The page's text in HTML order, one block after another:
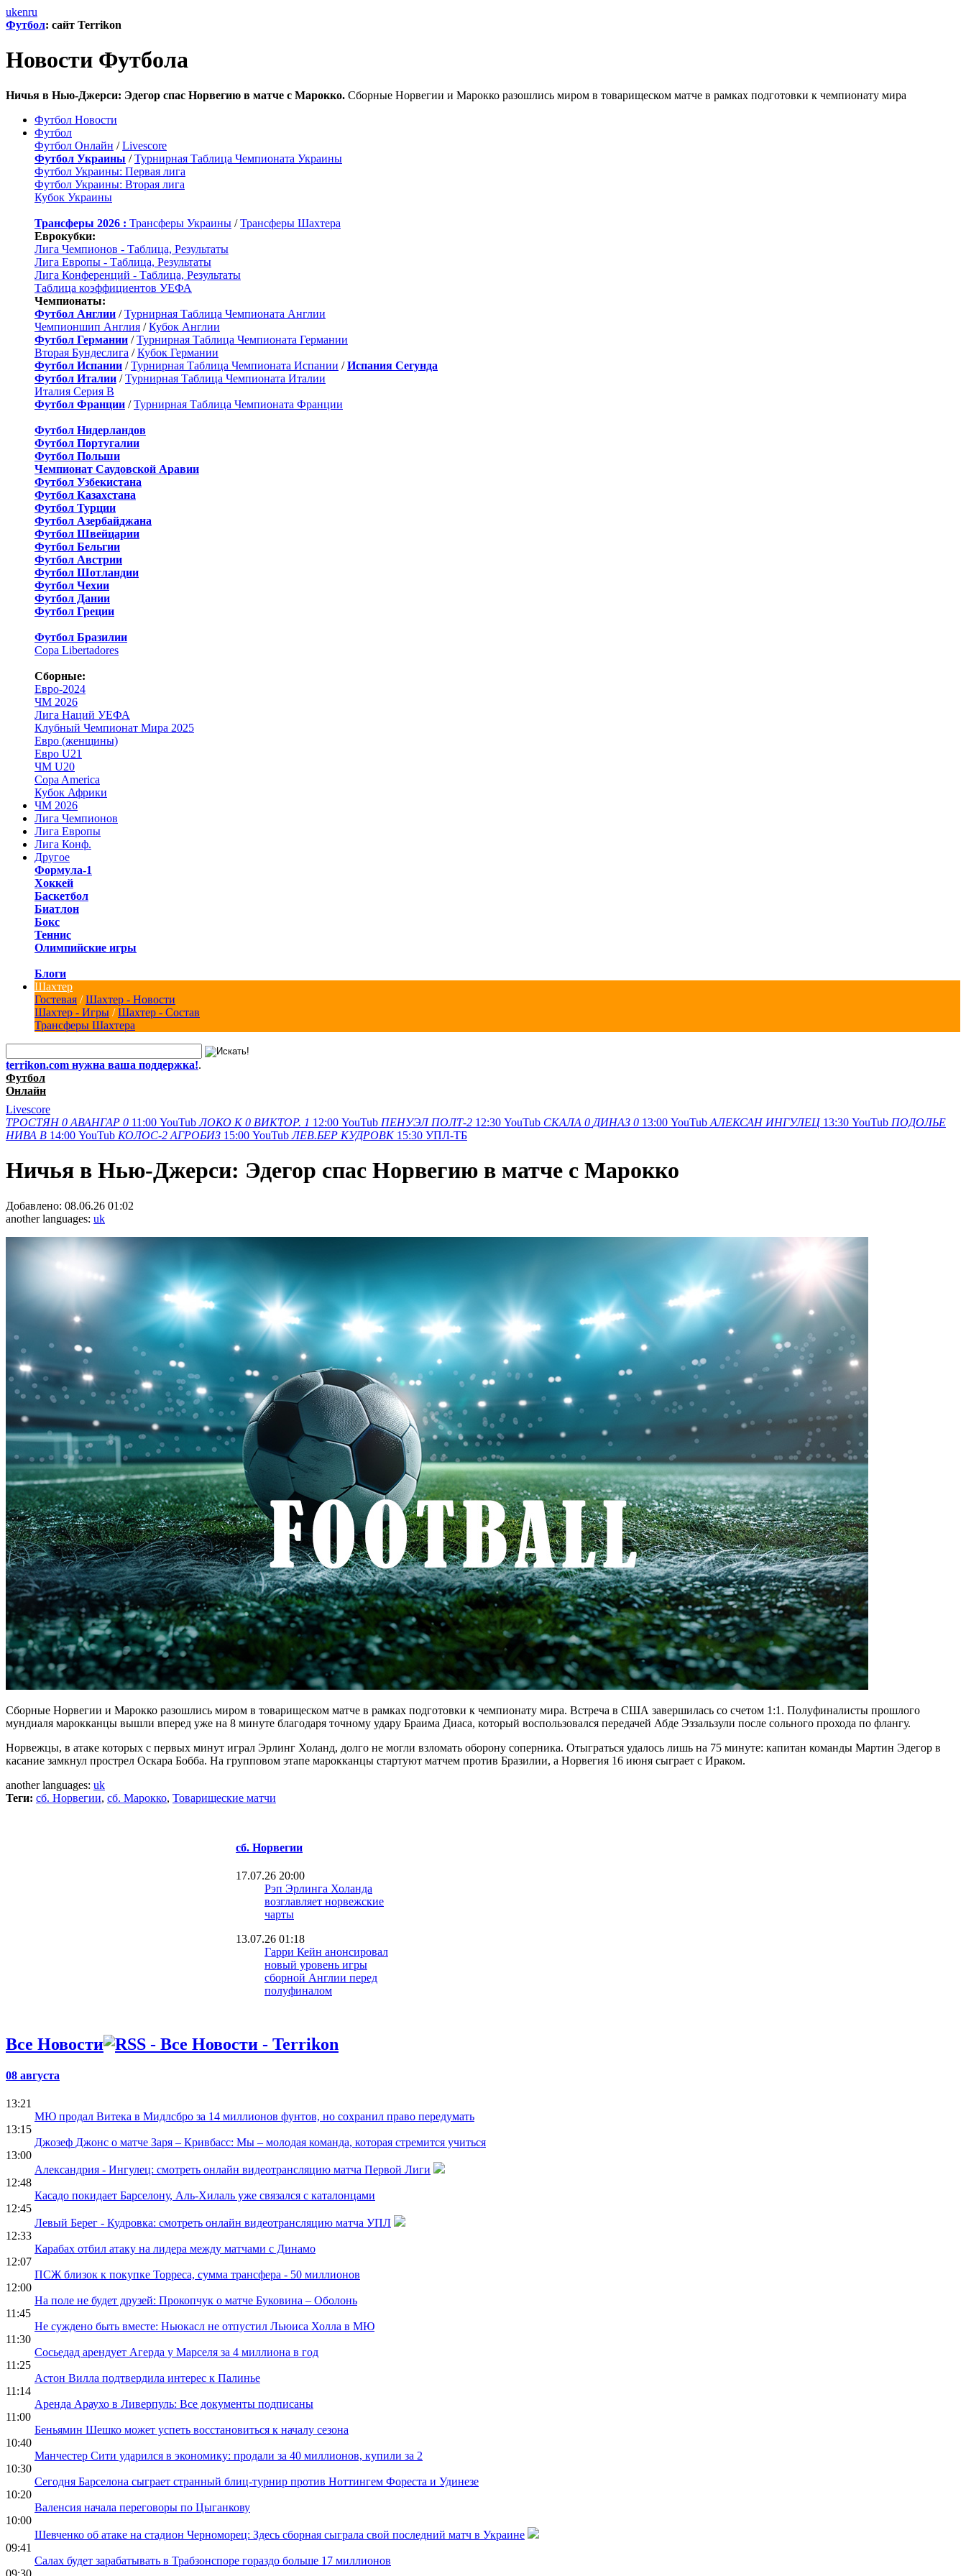
ukenru
Футбол: сайт Terrikon
Новости Футбола
Ничья в Нью-Джерси: Эдегор спас Норвегию в матче с Марокко. Сборные Норвегии и Марокко разошлись миром в товарищеском матче в рамках подготовки к чемпионату мира
Футбол Новости
Футбол
Футбол Онлайн /Livescore
Футбол Украины /Турнирная Таблица Чемпионата Украины
Футбол Украины: Первая лига
Футбол Украины: Вторая лига
Кубок Украины
Трансферы 2026 : Трансферы Украины /Трансферы Шахтера
Еврокубки:
Лига Чемпионов - Таблица, Результаты
Лига Европы - Таблица, Результаты
Лига Конференций - Таблица, Результаты
Таблица коэффициентов УЕФА
Чемпионаты:
Футбол Англии /Турнирная Таблица Чемпионата Англии
Чемпионшип Англия /Кубок Англии
Футбол Германии /Турнирная Таблица Чемпионата Германии
Вторая Бундеслига /Кубок Германии
Футбол Испании /Турнирная Таблица Чемпионата Испании /Испания Сегунда
Футбол Италии /Турнирная Таблица Чемпионата Италии
Италия Серия B
Футбол Франции /Турнирная Таблица Чемпионата Франции
Футбол Нидерландов
Футбол Португалии
Футбол Польши
Чемпионат Саудовской Аравии
Футбол Узбекистана
Футбол Казахстана
Футбол Турции
Футбол Азербайджана
Футбол Швейцарии
Футбол Бельгии
Футбол Австрии
Футбол Шотландии
Футбол Чехии
Футбол Дании
Футбол Греции
Футбол Бразилии
Copa Libertadores
Сборные:
Евро-2024
ЧМ 2026
Лига Наций УЕФА
Клубный Чемпионат Мира 2025
Евро (женщины)
Евро U21
ЧМ U20
Copa America
Кубок Африки
ЧМ 2026
Лига Чемпионов
Лига Европы
Лига Конф.
Другое
Формула-1
Хоккей
Баскетбол
Биатлон
Бокс
Теннис
Олимпийские игры
Блоги
Шахтер
Гостевая /Шахтер - Новости
Шахтер - Игры /Шахтер - Состав
Трансферы Шахтера
terrikon.com нужна ваша поддержка!.
Футбол
Онлайн
Livescore
ТРОСТЯН 0 АВАНГАР 0 11:00 YouTub ЛОКО К 0 ВИКТОР. 1 12:00 YouTub ПЕНУЭЛ ПОЛТ-2 12:30 YouTub СКАЛА 0 ДИНАЗ 0 13:00 YouTub АЛЕКСАН ИНГУЛЕЦ 13:30 YouTub ПОДОЛЬЕ
НИВА В 14:00 YouTub КОЛОС-2 АГРОБИЗ 15:00 YouTub ЛЕВ.БЕР КУДРОВК 15:30 УПЛ-ТБ
Ничья в Нью-Джерси: Эдегор спас Норвегию в матче с Марокко
Добавлено: 08.06.26 01:02
another languages: uk
Сборные Норвегии и Марокко разошлись миром в товарищеском матче в рамках подготовки к чемпионату мира. Встреча в США завершилась со счетом 1:1. Полуфиналисты прошлого
мундиаля марокканцы вышли вперед уже на 8 минуте благодаря точному удару Браима Диаса, который воспользовался передачей Абде Эззальзули после сольного прохода по флангу.
Норвежцы, в атаке которых с первых минут играл Эрлинг Холанд, долго не могли взломать оборону соперника. Отыграться удалось лишь на 75 минуте: капитан команды Мартин Эдегор в
касание замкнул прострел Оскара Бобба. На групповом этапе марокканцы стартуют матчем против Бразилии, а Норвегия 16 июня сыграет с Ираком.
another languages: uk
Теги: сб. Норвегии, сб. Марокко, Товарищеские матчи
сб. Норвегии
17.07.26 20:00
Рэп Эрлинга Холанда
возглавляет норвежские
чарты
13.07.26 01:18
Гарри Кейн анонсировал
новый уровень игры
сборной Англии перед
полуфиналом
отличный матч, особенно
порадовал Роджерс
Беллингем переписывает
Все Новости
08 августа
13:21
МЮ продал Витека в Мидлсбро за 14 миллионов фунтов, но сохранил право передумать
13:15
Джозеф Джонс о матче Заря – Кривбасс: Мы – молодая команда, которая стремится учиться
13:00
Александрия - Ингулец: смотреть онлайн видеотрансляцию матча Первой Лиги
12:48
Касадо покидает Барселону, Аль-Хилаль уже связался с каталонцами
12:45
Левый Берег - Кудровка: смотреть онлайн видеотрансляцию матча УПЛ
12:33
Карабах отбил атаку на лидера между матчами с Динамо
12:07
ПСЖ близок к покупке Торреса, сумма трансфера - 50 миллионов
12:00
На поле не будет друзей: Прокопчук о матче Буковина – Оболонь
11:45
Не суждено быть вместе: Ньюкасл не отпустил Льюиса Холла в МЮ
11:30
Сосьедад арендует Агерда у Марселя за 4 миллиона в год
11:25
Астон Вилла подтвердила интерес к Палинье
11:14
Аренда Араухо в Ливерпуль: Все документы подписаны
11:00
Беньямин Шешко может успеть восстановиться к началу сезона
10:40
Манчестер Сити ударился в экономику: продали за 40 миллионов, купили за 2
10:30
Сегодня Барселона сыграет странный блиц-турнир против Ноттингем Фореста и Удинезе
10:20
Валенсия начала переговоры по Цыганкову
10:00
Шевченко об атаке на стадион Черноморец: Здесь сборная сыграла свой последний матч в Украине
09:41
Салах будет зарабатывать в Трабзонспоре гораздо больше 17 миллионов